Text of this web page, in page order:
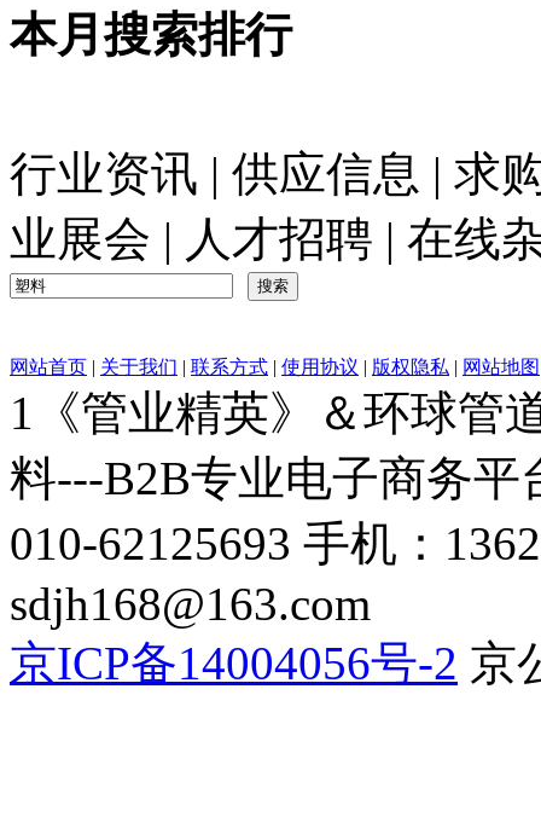
本月搜索排行
行业资讯 | 供应信息 | 求
业展会 | 人才招聘 | 在线
网站首页 | 关于我们 | 联系方式 | 使用协议 | 版权隐私 | 网站地图
1《管业精英》＆环球管
料---B2B专业电子商务平
010-62125693 手机：
sdjh168@163.com
京ICP备14004056号-2 京